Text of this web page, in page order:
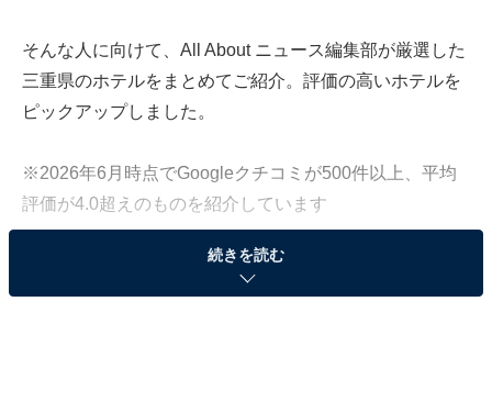
そんな人に向けて、All About ニュース編集部が厳選した
三重県のホテルをまとめてご紹介。評価の高いホテルを
ピックアップしました。
※2026年6月時点でGoogleクチコミが500件以上、平均
評価が4.0超えのものを紹介しています
この記事の執筆者：
いもの部
続きを読む